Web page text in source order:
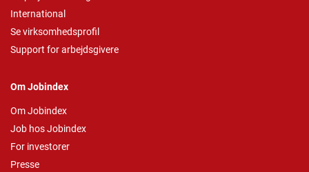
International
Se virksomhedsprofil
Support for arbejdsgivere
Om Jobindex
Om Jobindex
Job hos Jobindex
For investorer
Presse